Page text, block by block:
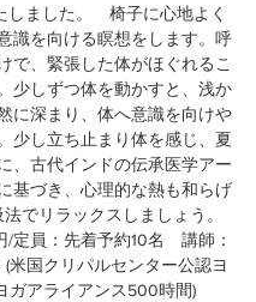
しました。 椅子に心地よく
識を向ける瞑想をします。呼
で、緊張した体がほぐれるこ
少しずつ体を動かすと、浅か
に深まり、体へ意識を向けや
少し立ち止まり体を感じ、夏
、古代インドの伝承医学アー
基づき、心理的な熱も和らげ
でリラックスしましょう。
/定員：先着予約10名 講師：
米国クリパルセンター公認ヨ
ガ教師 /ヨガアライアンス500時間)